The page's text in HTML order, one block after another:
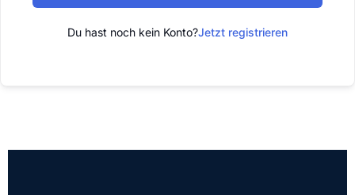
Du hast noch kein Konto?Jetzt registrieren